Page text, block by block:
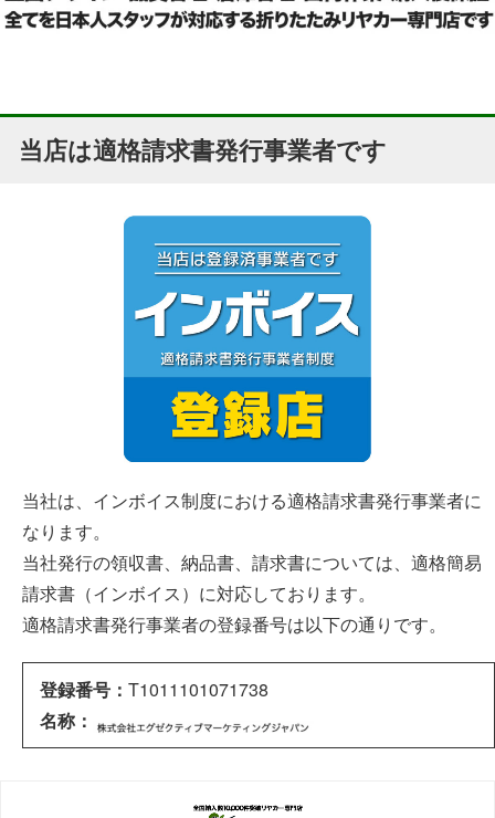
当店は適格請求書発行事業者です
当社は、インボイス制度における適格請求書発行事業者に
なります。
当社発行の領収書、納品書、請求書については、適格簡易
請求書（インボイス）に対応しております。
適格請求書発行事業者の登録番号は以下の通りです。
登録番号： T1011101071738
名称：